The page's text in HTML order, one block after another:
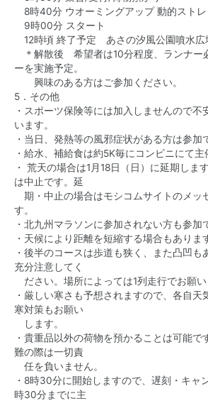
8時40分 ウオーミングアップ 動的ストレ
9時00分 スタート
12時頃 終了予定 あさの汐風公園噴水
＊解散後 希望者は10分程度、ランナー
ーを実施予定。
興味のある方はご参加ください。
5．その他
・スポーツ保険等には加入しませんので不
います。
・当日、発熱等の風邪症状がある方は参加
・給水、補給食は約5K毎にコンビニにて主
・ 荒天の場合は1月18日（日）に延期しま
は中止です。延
期・ 中止の場合はモシコムサイトのメッ
す。
・北九州マラソンに参加されない方も参加
・天候により距離を短縮する場合もありま
・後半のコースは歩道も狭く、また凸凹も
充分注意してく
ださい。場所によっては1列走行でお願い
・厳しい寒さも予想されますので、各自天
寒対策もお願い
します。
・貴重品以外の荷物を預かることは可能で
難の際は一切責
任を負いません。
・8時30分に開始しますので、遅刻・キャ
時30分までに主